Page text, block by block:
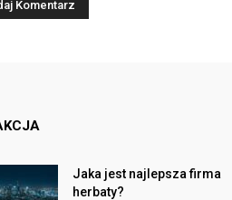
Jaka jest najlepsza firma
herbaty?